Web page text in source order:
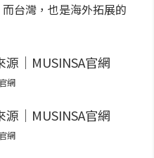
台灣，也是海外拓展的
網
網